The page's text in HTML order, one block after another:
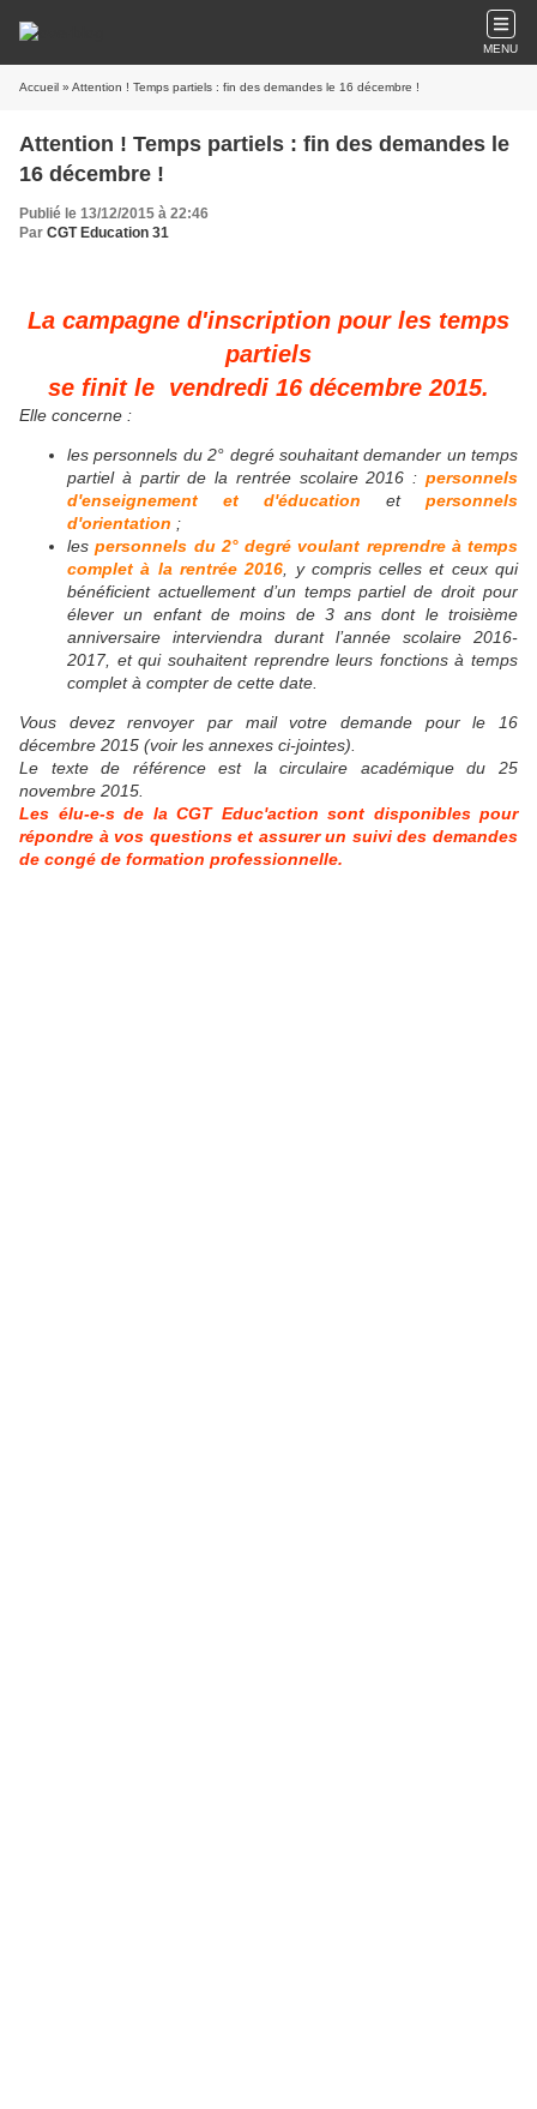
MENU
Accueil » Attention ! Temps partiels : fin des demandes le 16 décembre !
Attention ! Temps partiels : fin des demandes le
16 décembre !
Publié le 13/12/2015 à 22:46
Par CGT Education 31
La campagne d'inscription pour les temps
partiels
se finit le vendredi 16 décembre 2015.
Elle concerne :
les personnels du 2° degré souhaitant demander un temps
partiel à partir de la rentrée scolaire 2016 : personnels
d'enseignement et d'éducation et personnels
d'orientation ;
lespersonnels du 2° degré voulant reprendre à temps
complet à la rentrée 2016
y compris celles et ceuxqui
bénéficient actuellement d’un temps partiel de droit pour
élever un enfant de moins de 3 ans dont le troisième
anniversaire interviendra durant l’année scolaire 2016-
2017, et qui souhaitent reprendre leurs fonctions à temps
complet à compter de cette date.
Vous devez renvoyer par mail votre demande pour le 16
décembre 2015 (voir les annexes ci-jointes).
Le texte de référence est la circulaire académique du 25
novembre 2015.
Les élu-e-s de la CGT Educ'action sont disponibles pour
répondre à vos questions et assurer un suivi des demandes
de congé de formation professionnelle.